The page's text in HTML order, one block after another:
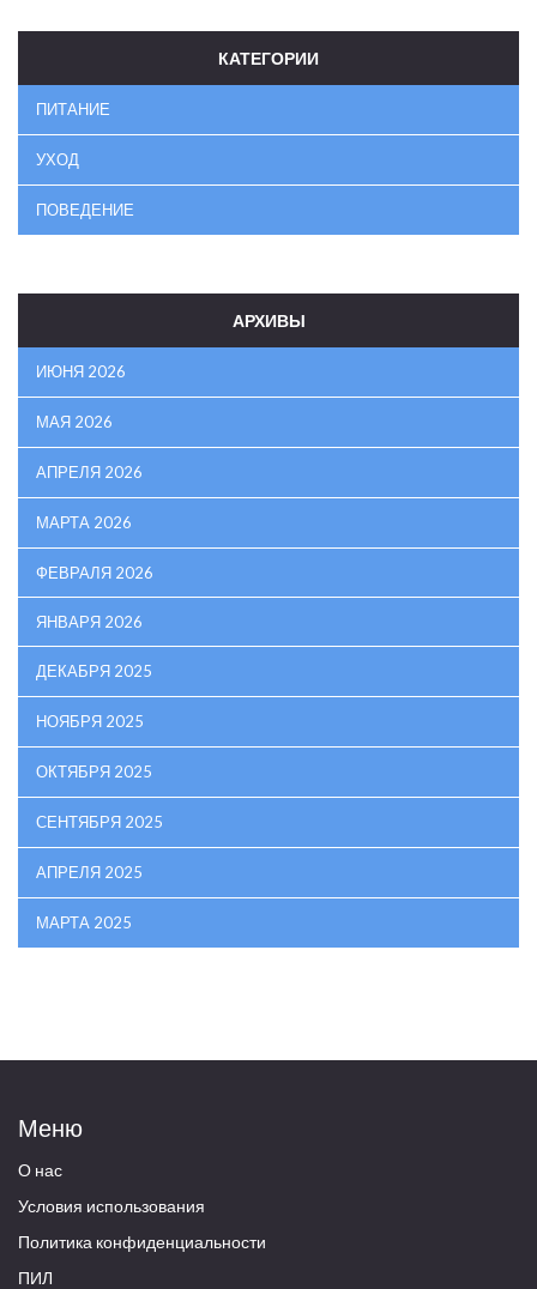
КАТЕГОРИИ
ПИТАНИЕ
УХОД
ПОВЕДЕНИЕ
АРХИВЫ
ИЮНЯ 2026
МАЯ 2026
АПРЕЛЯ 2026
МАРТА 2026
ФЕВРАЛЯ 2026
ЯНВАРЯ 2026
ДЕКАБРЯ 2025
НОЯБРЯ 2025
ОКТЯБРЯ 2025
СЕНТЯБРЯ 2025
АПРЕЛЯ 2025
МАРТА 2025
Меню
О нас
Условия использования
Политика конфиденциальности
ПИЛ